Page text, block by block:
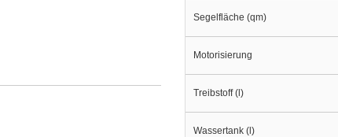
Segelfläche (qm)
Motorisierung
Treibstoff (l)
Wassertank (l)